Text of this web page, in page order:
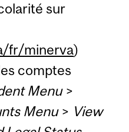
sur
fr/minerva)
comptes
Menu>
Menu> View